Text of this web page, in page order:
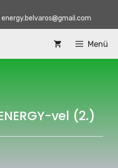
energy.belvaros@gmail.com
Menü
vel (2.)